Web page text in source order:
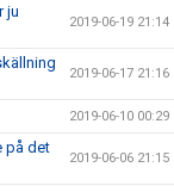
ju
2019-06-19 21:14
2019-06-17 21:16
2019-06-10 00:29
på det
2019-06-06 21:15